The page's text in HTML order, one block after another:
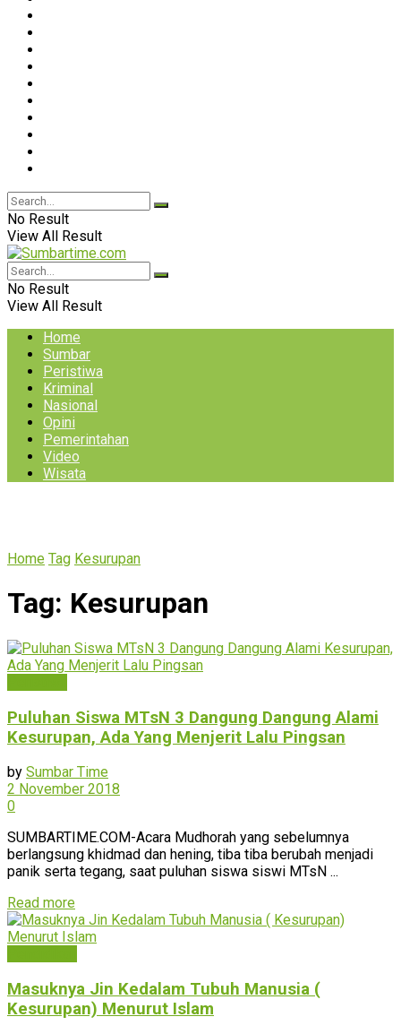
No Result
View All Result
No Result
View All Result
Home
Sumbar
Peristiwa
Kriminal
Nasional
Opini
Pemerintahan
Video
Wisata
Home Tag Kesurupan
Tag: Kesurupan
Puluhan Siswa MTsN 3 Dangung Dangung Alami
Kesurupan, Ada Yang Menjerit Lalu Pingsan
by Sumbar Time
2 November 2018
0
SUMBARTIME.COM-Acara Mudhorah yang sebelumnya
berlangsung khidmad dan hening, tiba tiba berubah menjadi
panik serta tegang, saat puluhan siswa siswi MTsN ...
Read more
Masuknya Jin Kedalam Tubuh Manusia (
Kesurupan) Menurut Islam